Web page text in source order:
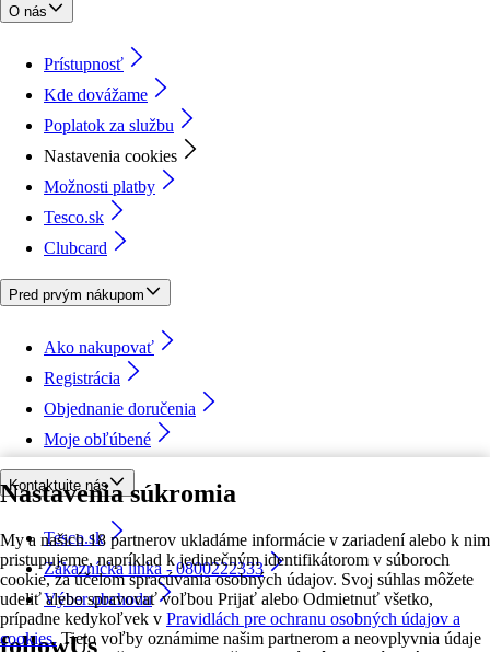
Nastavenia súkromia
My a našich 18 partnerov ukladáme informácie v zariadení alebo k nim
pristupujeme, napríklad k jedinečným identifikátorom v súboroch
cookie, za účelom spracúvania osobných údajov. Svoj súhlas môžete
udeliť alebo spravovať voľbou Prijať alebo Odmietnuť všetko,
prípadne kedykoľvek v Pravidlách pre ochranu osobných údajov a
cookies. Tieto voľby oznámime našim partnerom a neovplyvnia údaje
O nás
Prístupnosť
Kde dovážame
Poplatok za službu
Nastavenia cookies
Možnosti platby
Tesco.sk
Clubcard
Pred prvým nákupom
Ako nakupovať
Registrácia
Objednanie doručenia
Moje obľúbené
Kontaktujte nás
Tesco.sk
Zákaznícka linka - 0800222333
Výber obchodu
followUs